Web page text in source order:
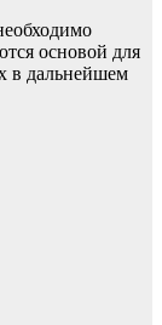
основой для
в дальнейшем